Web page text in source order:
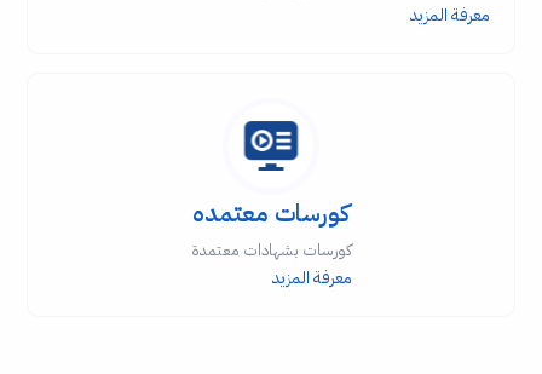
معرفة المزيد
كورسات معتمده
كورسات بشهادات معتمدة
معرفة المزيد